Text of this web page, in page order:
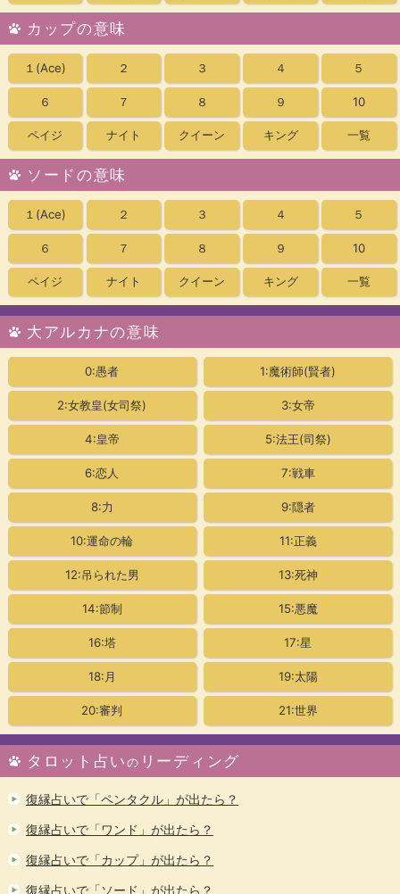
カップの意味
１ (Ace) ２ ３ ４ ５
６ ７ ８ ９ 10
ペイジ ナイト クイーン キング 一覧
ソードの意味
１ (Ace) ２ ３ ４ ５
６ ７ ８ ９ 10
ペイジ ナイト クイーン キング 一覧
大アルカナの意味
0:愚者 1:魔術師(賢者)
2:女教皇(女司祭) 3:女帝
4:皇帝 5:法王(司祭)
6:恋人 7:戦車
8:力 9:隠者
10:運命の輪 11:正義
12:吊られた男 13:死神
14:節制 15:悪魔
16:塔 17:星
18:月 19:太陽
20:審判 21:世界
タロット占いの リーディング
復縁占いで「ペンタクル」が出たら？
復縁占いで「ワンド」が出たら？
復縁占いで「カップ」が出たら？
復縁占いで「ソード」が出たら？